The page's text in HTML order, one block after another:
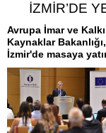
İZMİR’DE
Avrupa İmar ve
Kaynaklar
İzmir'de masaya